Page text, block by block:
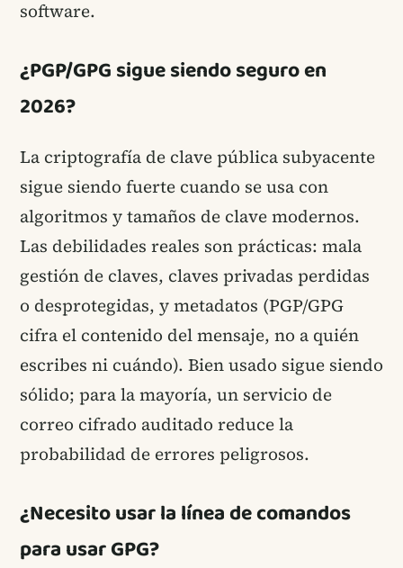
software.
¿PGP/GPG sigue siendo seguro en
2026?
La criptografía de clave pública subyacente
sigue siendo fuerte cuando se usa con
algoritmos y tamaños de clave modernos.
Las debilidades reales son prácticas: mala
gestión de claves, claves privadas perdidas
o desprotegidas, y metadatos (PGP/GPG
cifra el contenido del mensaje, no a quién
escribes ni cuándo). Bien usado sigue siendo
sólido; para la mayoría, un servicio de
correo cifrado auditado reduce la
probabilidad de errores peligrosos.
¿Necesito usar la línea de comandos
para usar GPG?